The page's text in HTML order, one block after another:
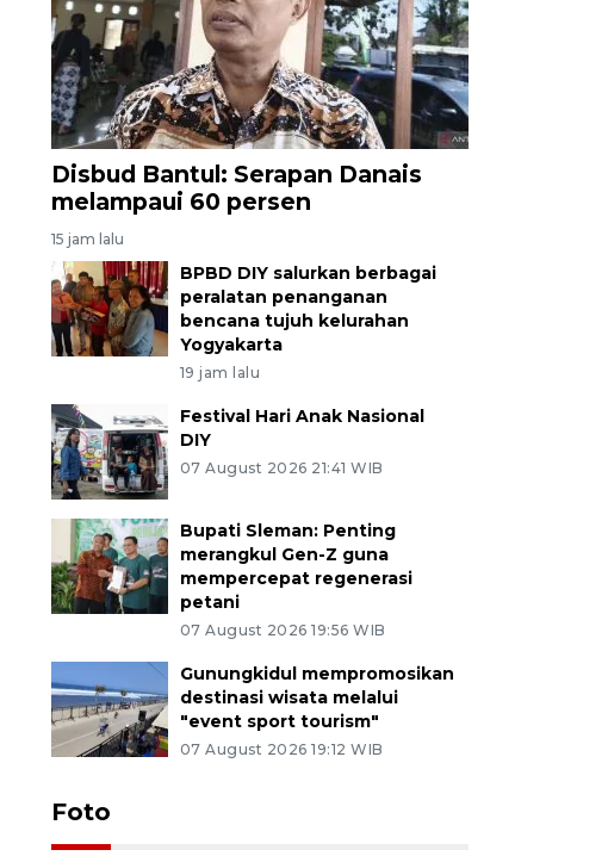
Disbud Bantul: Serapan Danais
melampaui 60 persen
15 jam lalu
BPBD DIY salurkan berbagai
peralatan penanganan
bencana tujuh kelurahan
Yogyakarta
19 jam lalu
Festival Hari Anak Nasional
DIY
07 August 2026 21:41 WIB
Bupati Sleman: Penting
merangkul Gen-Z guna
mempercepat regenerasi
petani
07 August 2026 19:56 WIB
Gunungkidul mempromosikan
destinasi wisata melalui
"event sport tourism"
07 August 2026 19:12 WIB
Foto